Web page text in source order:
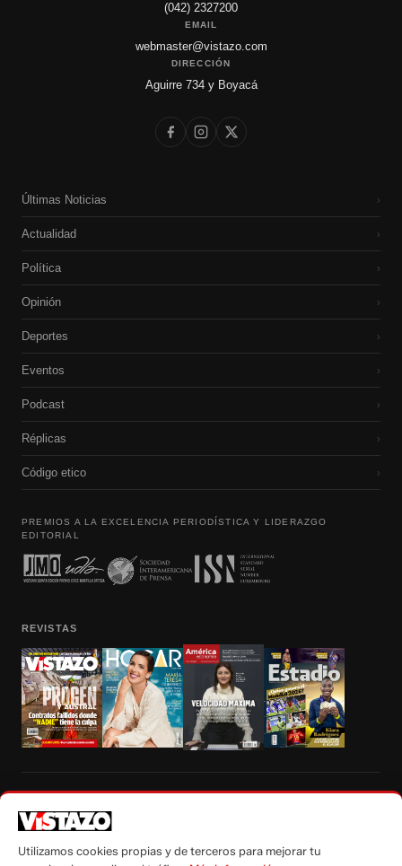
(042) 2327200
EMAIL
webmaster@vistazo.com
DIRECCIÓN
Aguirre 734 y Boyacá
Últimas Noticias ›
Actualidad ›
Política ›
Opinión ›
Deportes ›
Eventos ›
Podcast ›
Réplicas ›
Código etico ›
PREMIOS A LA EXCELENCIA PERIODÍSTICA Y LIDERAZGO
EDITORIAL
REVISTAS
autorización escrita de su titular, de todos los contenidos de Vistazo.com.
Utilizamos cookies propias y de terceros para mejorar tu